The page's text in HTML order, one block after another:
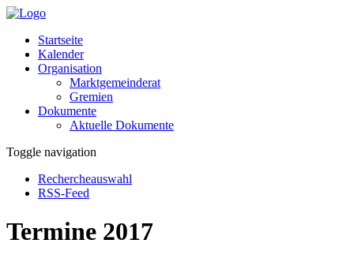
Startseite
Kalender
Organisation
Marktgemeinderat
Gremien
Dokumente
Aktuelle Dokumente
Toggle navigation
Rechercheauswahl
RSS-Feed
Termine 2017